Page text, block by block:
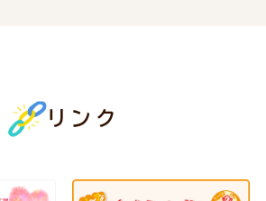
リンク